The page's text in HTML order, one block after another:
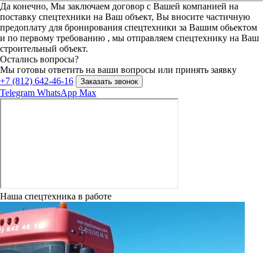
Да конечно, Мы заключаем договор с Вашей компанией на
поставку спецтехники на Ваш объект, Вы вносите частичную
предоплату для бронирования спецтехники за Вашим обьектом
и по первому требованию , мы отправляем спецтехнику на Ваш
строительный объект.
Остались вопросы?
Мы готовы ответить на ваши вопросы или принять заявку
+7 (812) 642-46-16
Заказать звонок
Telegram WhatsApp Max
Наша спецтехника в работе